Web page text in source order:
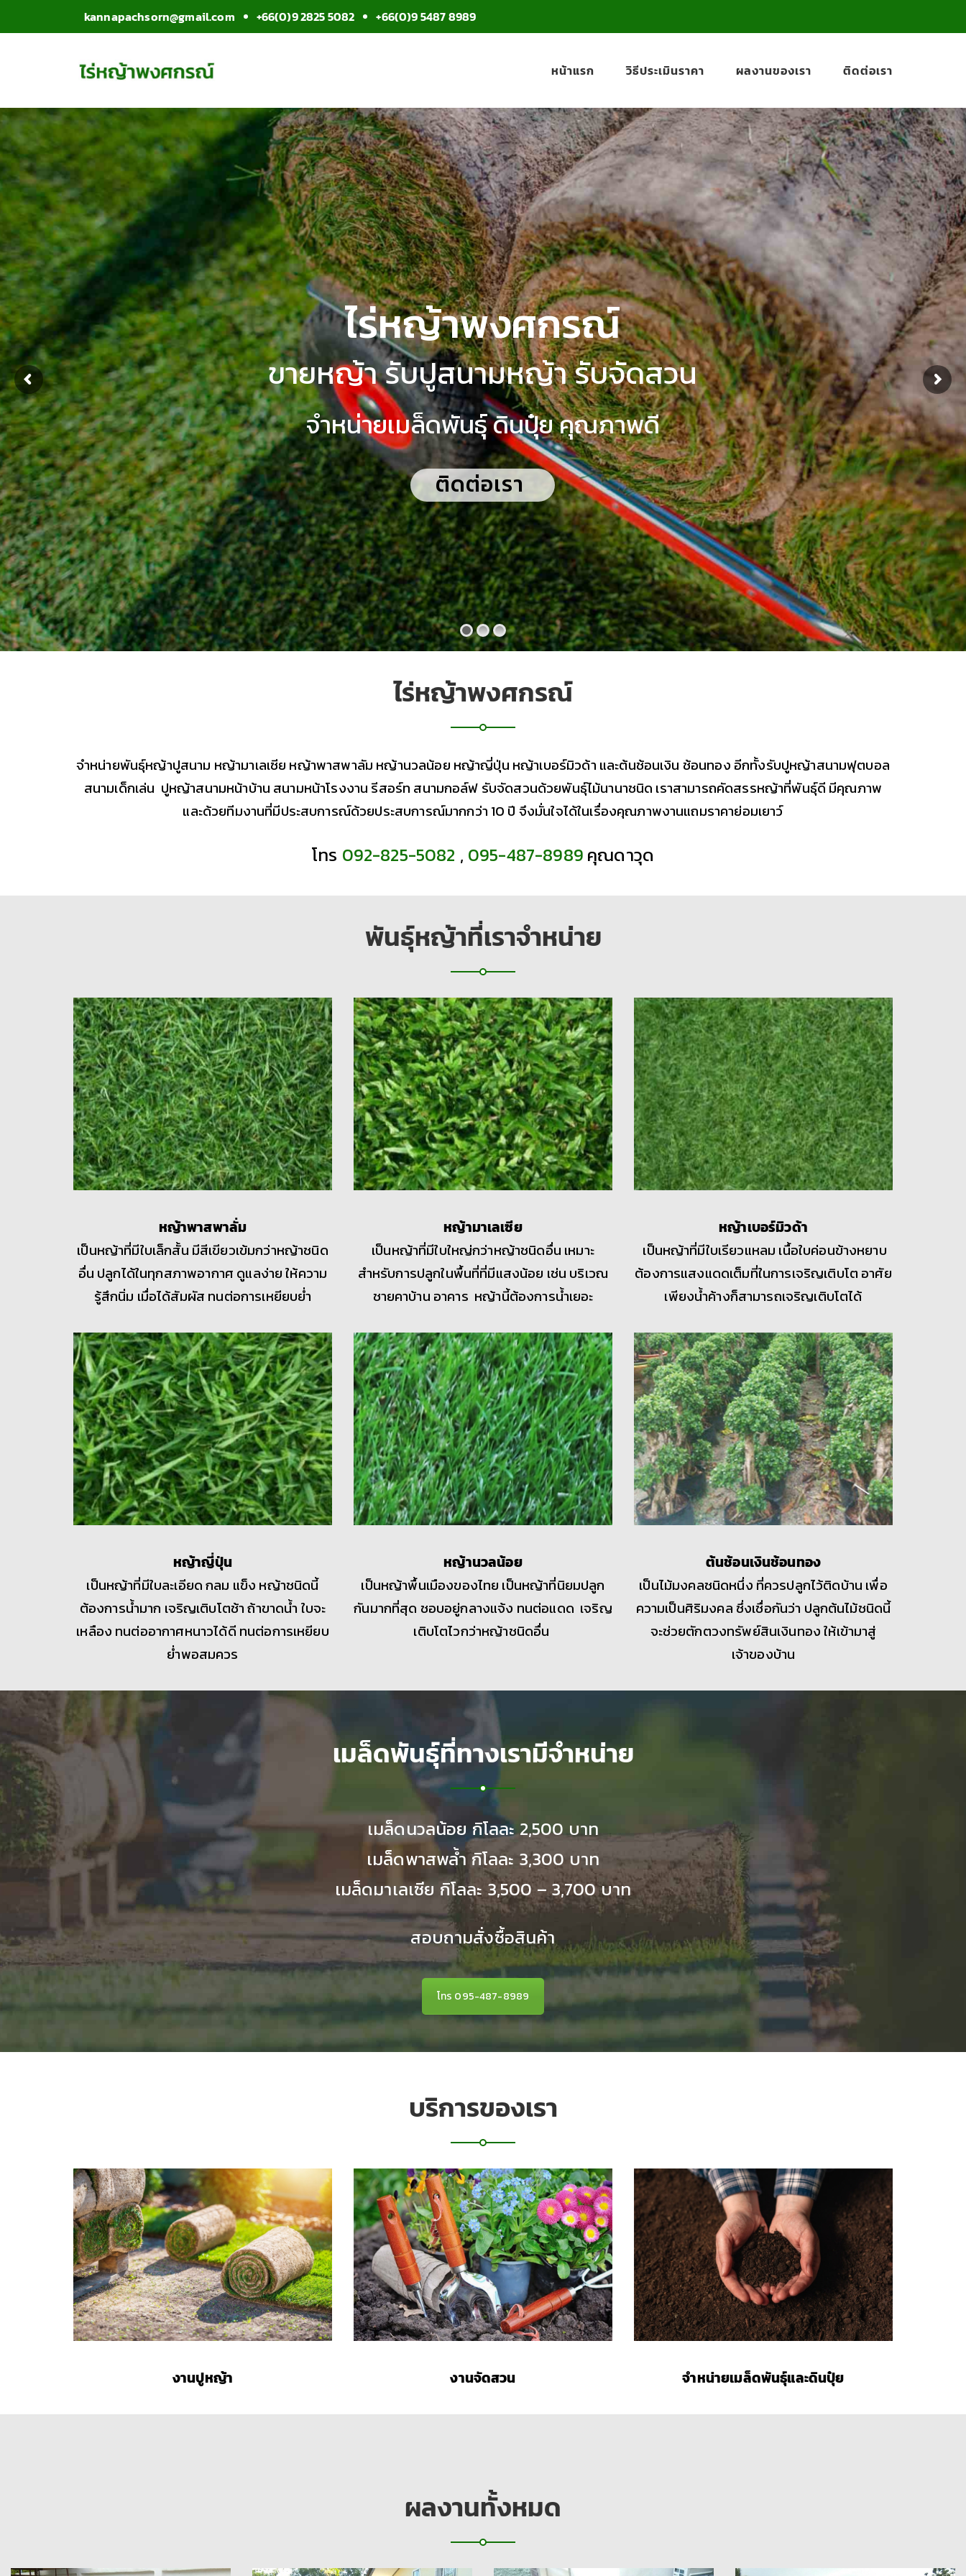
kannapachsorn@gmail.com +66(0)9 2825 5082 +66(0)9 5487 8989
หน้าแรก วิธีประเมินราคา ผลงานของเรา ติดต่อเรา
ไร่หญ้าพงศกรณ์
ขายหญ้า รับปูสนามหญ้า รับจัดสวน
จำหน่ายเมล็ดพันธุ์ ดินปุ๋ย คุณภาพดี
ติดต่อเรา
ไร่หญ้าพงศกรณ์
จำหน่ายพันธุ์หญ้าปูสนาม หญ้ามาเลเซีย หญ้าพาสพาลัม หญ้านวลน้อย หญ้าญี่ปุ่น หญ้าเบอร์มิวด้า และต้นช้อนเงิน ช้อนทอง อีกทั้งรับปูหญ้าสนามฟุตบอล
สนามเด็กเล่น ปูหญ้าสนามหน้าบ้าน สนามหน้าโรงงาน รีสอร์ท สนามกอล์ฟ รับจัดสวนด้วยพันธุ์ไม้นานาชนิด เราสามารถคัดสรรหญ้าที่พันธุ์ดี มีคุณภาพ
และด้วยทีมงานที่มีประสบการณ์ด้วยประสบการณ์มากกว่า 10 ปี จึงมั่นใจได้ในเรื่องคุณภาพงานแถมราคาย่อมเยาว์
โทร 092-825-5082 , 095-487-8989 คุณดาวุด
พันธุ์หญ้าที่เราจำหน่าย
หญ้าพาสพาลั่ม
เป็นหญ้าที่มีใบเล็กสั้น มีสีเขียวเข้มกว่าหญ้าชนิด
อื่น ปลูกได้ในทุกสภาพอากาศ ดูแลง่าย ให้ความ
รู้สึกนิ่ม เมื่อได้สัมผัส ทนต่อการเหยียบย่ำ
หญ้ามาเลเซีย
เป็นหญ้าที่มีใบใหญ่กว่าหญ้าชนิดอื่น เหมาะ
สำหรับการปลูกในพื้นที่ที่มีแสงน้อย เช่น บริเวณ
ชายคาบ้าน อาคาร หญ้านี้ต้องการน้ำเยอะ
หญ้าเบอร์มิวด้า
เป็นหญ้าที่มีใบเรียวแหลม เนื้อใบค่อนข้างหยาบ
ต้องการแสงแดดเต็มที่ในการเจริญเติบโต อาศัย
เพียงน้ำค้างก็สามารถเจริญเติบโตได้
หญ้าญี่ปุ่น
เป็นหญ้าที่มีใบละเอียด กลม แข็ง หญ้าชนิดนี้
ต้องการน้ำมาก เจริญเติบโตช้า ถ้าขาดน้ำ ใบจะ
เหลือง ทนต่ออากาศหนาวได้ดี ทนต่อการเหยียบ
ย่ำพอสมควร
หญ้านวลน้อย
เป็นหญ้าพื้นเมืองของไทย เป็นหญ้าที่นิยมปลูก
กันมากที่สุด ชอบอยู่กลางแจ้ง ทนต่อแดด เจริญ
เติบโตไวกว่าหญ้าชนิดอื่น
ต้นช้อนเงินช้อนทอง
เป็นไม้มงคลชนิดหนึ่ง ที่ควรปลูกไว้ติดบ้าน เพื่อ
ความเป็นศิริมงคล ซึ่งเชื่อกันว่า ปลูกต้นไม้ชนิดนี้
จะช่วยตักตวงทรัพย์สินเงินทอง ให้เข้ามาสู่
เจ้าของบ้าน
เมล็ดพันธุ์ที่ทางเรามีจำหน่าย
เมล็ดนวลน้อย กิโลละ 2,500 บาท
เมล็ดพาสพล้ำ กิโลละ 3,300 บาท
เมล็ดมาเลเซีย กิโลละ 3,500 – 3,700 บาท
สอบถามสั่งซื้อสินค้า
โทร 095-487-8989
บริการของเรา
งานปูหญ้า งานจัดสวน จำหน่ายเมล็ดพันธุ์และดินปุ๋ย
ผลงานทั้งหมด